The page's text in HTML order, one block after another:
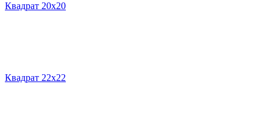
Квадрат 20х20
Квадрат 22х22